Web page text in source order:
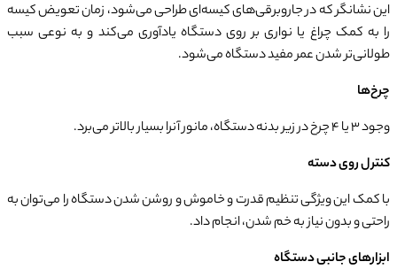
این نشانگر که در جاروبرقی‌های کیسه‌ای طراحی می‌شود، زمان تعویض کیسه
را به کمک چراغ یا نواری بر روی دستگاه یادآوری می‌کند و به نوعی سبب
طولانی‌تر شدن عمر مفید دستگاه می‌شود.
چرخ‌ها
وجود 3 یا 4 چرخ در زیر بدنه دستگاه، مانور آنرا بسیار بالاتر می‌برد.
کنترل روی دسته
با کمک این ویژگی تنظیم قدرت و خاموش و روشن شدن دستگاه را می‌توان به
راحتی و بدون نیاز به خم شدن، انجام داد.
ابزارهای جانبی دستگاه